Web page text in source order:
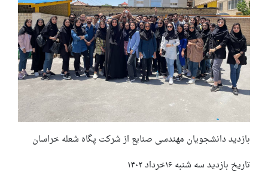
بازدید دانشجویان مهندسی صنایع از شرکت پگاه شعله خراسان
تاریخ بازدید سه شنبه ۱۶خرداد ۱۴۰۲